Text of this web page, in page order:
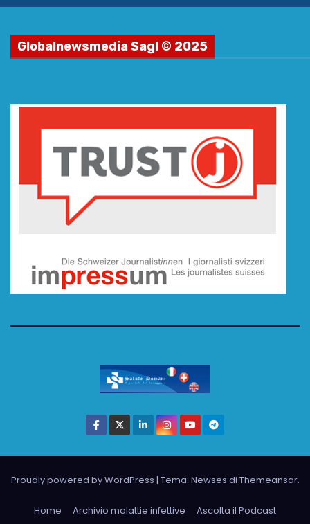
Globalnewsmedia Sagl © 2025
Proudly powered by WordPress | Tema: Newses di Themeansar.
Home Archivio malattie infettive
Ascolta il Podcast